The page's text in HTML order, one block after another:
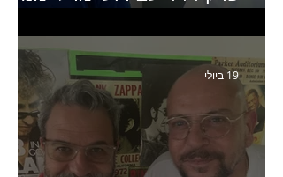
האחרון של קראנץ׳
19 ביולי